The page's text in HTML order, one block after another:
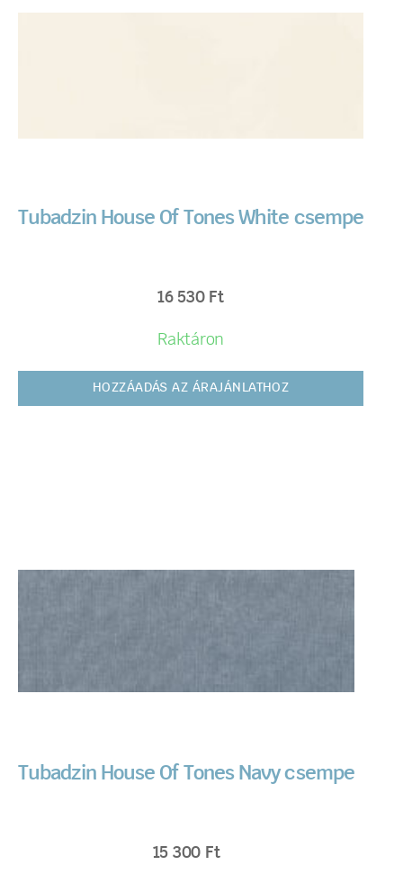
Tubadzin House Of Tones White csempe
16 530 Ft
Raktáron
HOZZÁADÁS AZ ÁRAJÁNLATHOZ
Tubadzin House Of Tones Navy csempe
15 300 Ft